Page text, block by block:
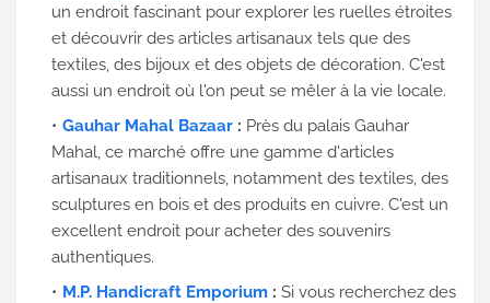
un endroit fascinant pour explorer les ruelles étroites
et découvrir des articles artisanaux tels que des
textiles, des bijoux et des objets de décoration. C'est
aussi un endroit où l'on peut se mêler à la vie locale.
Gauhar Mahal Bazaar : Près du palais Gauhar
Mahal, ce marché offre une gamme d'articles
artisanaux traditionnels, notamment des textiles, des
sculptures en bois et des produits en cuivre. C'est un
excellent endroit pour acheter des souvenirs
authentiques.
M.P. Handicraft Emporium : Si vous recherchez des